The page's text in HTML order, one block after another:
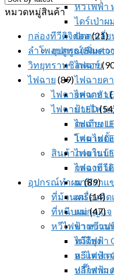
หวีไฟฟ้า
ไดร์เป่าผ
ปัตตาเลี่ย
อุปกรณ์เพิ่มคว
ไฟฉาย
ไฟฉายค
ไฟฉาย
ป้ายไฟ
ตะเกียง
โคมไฟตั้
สินค้าภายในบ้
กล่องทีวี
นาฬิกาแ
เครื่องคิด
แม่กุญแจ
ขาแขวน
ไม้ตียุง
อะแดปเต
ปลั๊กสาม
หมวดหมู่สินค้า
กล่องทีวีดิจิตอล(21)
ลำโพงบลูทูธ
วิทยุทรานซิสเตอร์
ไฟฉาย (89)
ไฟฉายคาดหัว
ไฟฉาย LED
ไฟฉาย
ไฟฉาย
ไฟฉาย
ไฟฉาย
อุปกรณ์ทำผม(89)
ที่ม้วนผม(14)
ที่หนีบผม(47)
หวีไฟฟ้า หวีแป
หวีไฟฟ้า
หวีไฟฟ้า
หวีไฟฟ้า